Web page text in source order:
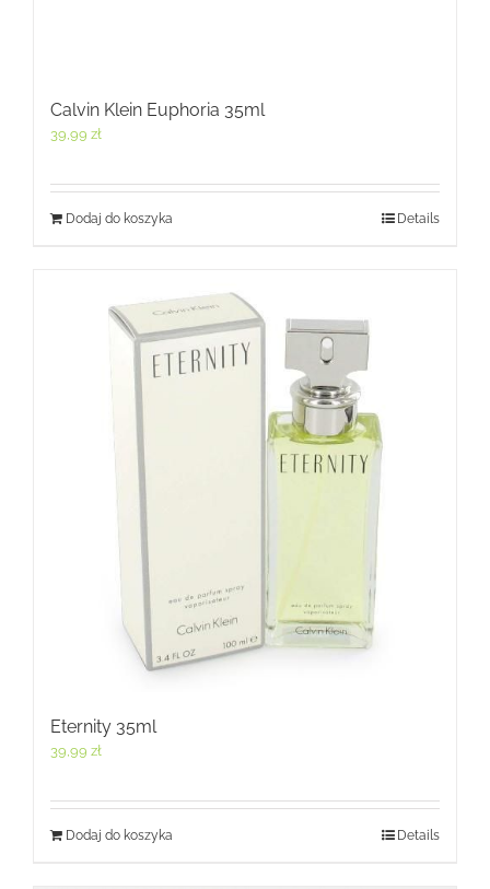
Calvin Klein Euphoria 35ml
39,99 zł
Dodaj do koszyka Details
Eternity 35ml
39,99 zł
Dodaj do koszyka Details